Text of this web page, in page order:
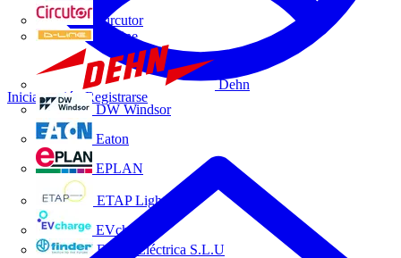
Circutor
D-Line
Dehn
DW Windsor
Eaton
EPLAN
ETAP Lighting
EVcharge
Finder Eléctrica S.L.U
Iniciar sesión Registrarse